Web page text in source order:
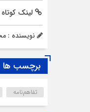
لینک
نویسنده :
برچسب ها
تفاهم‌نامه